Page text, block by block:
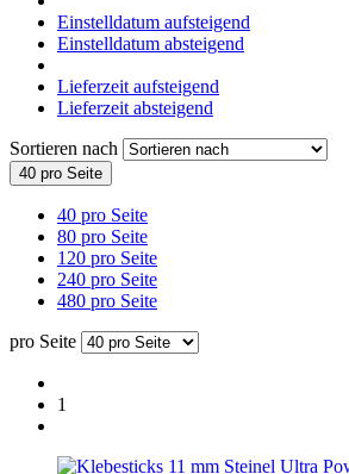
Einstelldatum aufsteigend
Einstelldatum absteigend
Lieferzeit aufsteigend
Lieferzeit absteigend
Sortieren nach
40 pro Seite
40 pro Seite
80 pro Seite
120 pro Seite
240 pro Seite
480 pro Seite
pro Seite
1